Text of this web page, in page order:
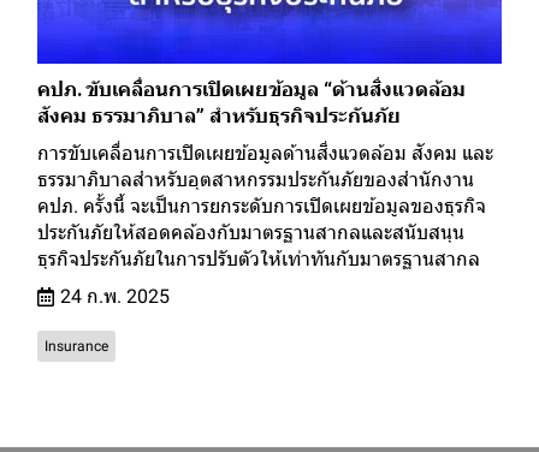
คปภ. ขับเคลื่อนการเปิดเผยข้อมูล “ด้านสิ่งแวดล้อม
สังคม ธรรมาภิบาล” สำหรับธุรกิจประกันภัย
การขับเคลื่อนการเปิดเผยข้อมูลด้านสิ่งแวดล้อม สังคม และ
ธรรมาภิบาลสำหรับอุตสาหกรรมประกันภัยของสำนักงาน
คปภ. ครั้งนี้ จะเป็นการยกระดับการเปิดเผยข้อมูลของธุรกิจ
ประกันภัยให้สอดคล้องกับมาตรฐานสากลและสนับสนุน
ธุรกิจประกันภัยในการปรับตัวให้เท่าทันกับมาตรฐานสากล
24 ก.พ. 2025
Insurance